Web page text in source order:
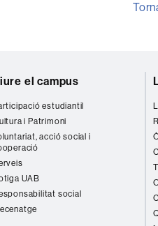
el campus
estudiantil
i Patrimoni
acció social i
UAB
social